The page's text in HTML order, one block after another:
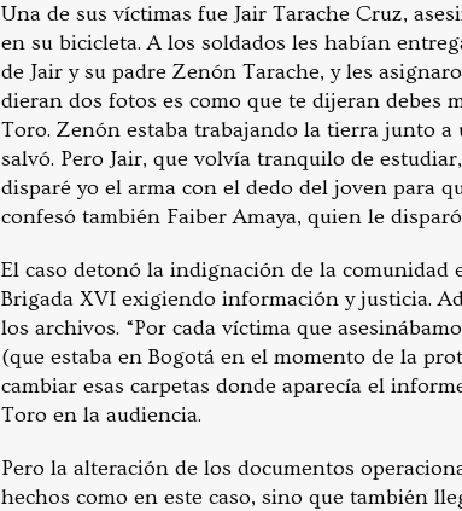
Una de sus víctimas fue Jair Tarache Cruz,
en su bicicleta. A los soldados les habían
de Jair y su padre Zenón Tarache, y les
dieran dos fotos es como que te dijeran debes
Toro. Zenón estaba trabajando la tierra junto
salvó. Pero Jair, que volvía tranquilo de
disparé yo el arma con el dedo del joven para
confesó también Faiber Amaya, quien le
El caso detonó la indignación de la comunidad
Brigada XVI exigiendo información y justicia.
los archivos. “Por cada víctima que
(que estaba en Bogotá en el momento de la
cambiar esas carpetas donde aparecía el
Toro en la audiencia.
Pero la alteración de los documentos
hechos como en este caso, sino que también